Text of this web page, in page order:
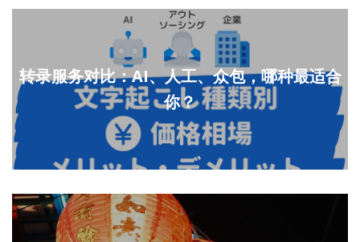
转录服务对比：AI、人工、众包，哪种最适合
你？